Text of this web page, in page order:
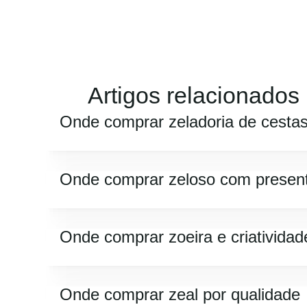
Artigos relacionados
Onde comprar zeladoria de
Onde comprar zeloso com
Onde comprar zoeira e
Onde comprar zeal por qualidade